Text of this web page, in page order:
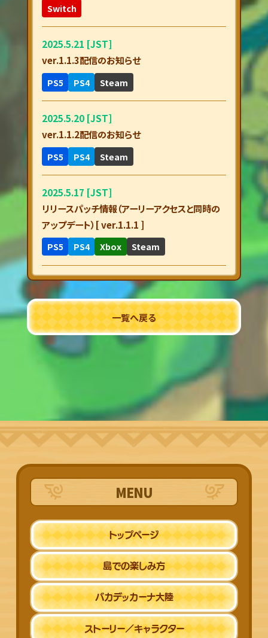
Switch
2025.5.21 [JST]
ver.1.1.3配信のお知らせ
PS5 PS4 Steam
2025.5.20 [JST]
ver.1.1.2配信のお知らせ
PS5 PS4 Steam
2025.5.17 [JST]
リリースパッチ情報（アーリーアクセスと同時の
アップデート）[ ver.1.1.1 ]
PS5 PS4 Xbox Steam
一覧へ戻る
MENU
トップページ
島での楽しみ方
バカデッカーナ大陸
ストーリー／キャラクター